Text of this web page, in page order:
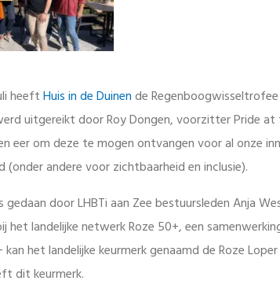
heeftHuis in de Duinende
uitgereikt door Roy Dongen, voorzitter Pride
eer om deze te mogen ontvangen voor al onze
(onder andere voor zichtbaarheid en inclusie).
door LHBTi aan Zee bestuursleden Anja
het landelijke netwerk Roze 50+, een
kan het landelijke keurmerk genaamd de Roze
dit keurmerk.